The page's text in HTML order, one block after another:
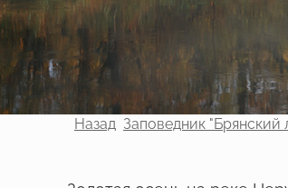
Назад Заповедник "Брянский